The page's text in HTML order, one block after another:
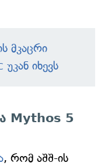
მკაცრი
იხევს
Mythos 5
, რომ აშშ-ის